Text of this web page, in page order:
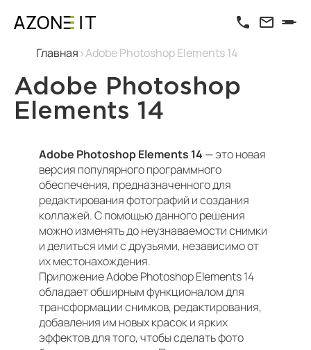
Главная Adobe Photoshop Elements 14
Adobe Photoshop
Elements 14
Adobe Photoshop Elements 14 — это новая
версия популярного программного
обеспечения, предназначенного для
редактирования фотографий и создания
коллажей. С помощью данного решения
можно изменять до неузнаваемости снимки
и делиться ими с друзьями, независимо от
их местонахождения.
Приложение Adobe Photoshop Elements 14
обладает обширным функционалом для
трансформации снимков, редактирования,
добавления им новых красок и ярких
эффектов для того, чтобы сделать фото